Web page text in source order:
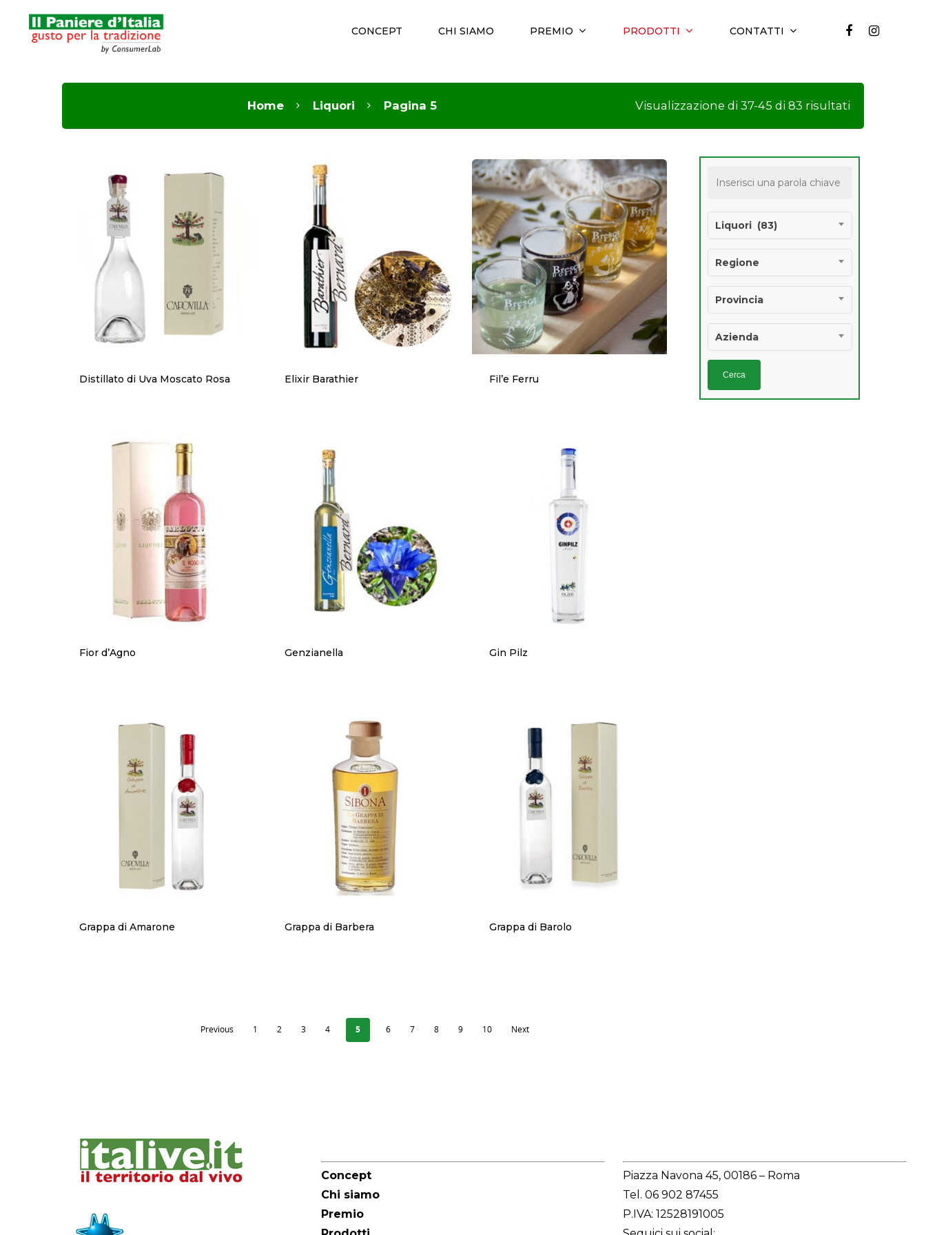
Hit enter to search or ESC to close
CONCEPT CHI SIAMO PREMIO PRODOTTI CONTATTI
Visualizzazione di 37-45 di 83 risultati
Home Liquori Pagina 5
Distillato di Uva Moscato Rosa Elixir Barathier Fil’e Ferru
Fior d’Agno Genzianella Gin Pilz
Grappa di Amarone Grappa di Barbera Grappa di Barolo
Previous 1 2 3 4 5 6 7 8 9 10 Next
Liquori (83)
Regione
Provincia
Azienda
Concept
Chi siamo
Premio
Piazza Navona 45, 00186 – Roma
Tel. 06 902 87455
P.IVA: 12528191005